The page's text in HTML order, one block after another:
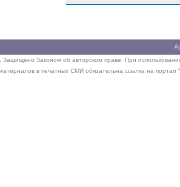
Защищено Законом об авторском праве. При
в печатных СМИ обязательна ссылка на